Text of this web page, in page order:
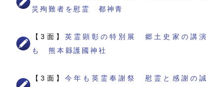
災殉難者を慰霊 都神青
【3面】 英霊顕彰の特別展 郷土史家の講演
も 熊本縣護國神社
【3面】 今年も英霊奉謝祭 慰霊と感謝の誠